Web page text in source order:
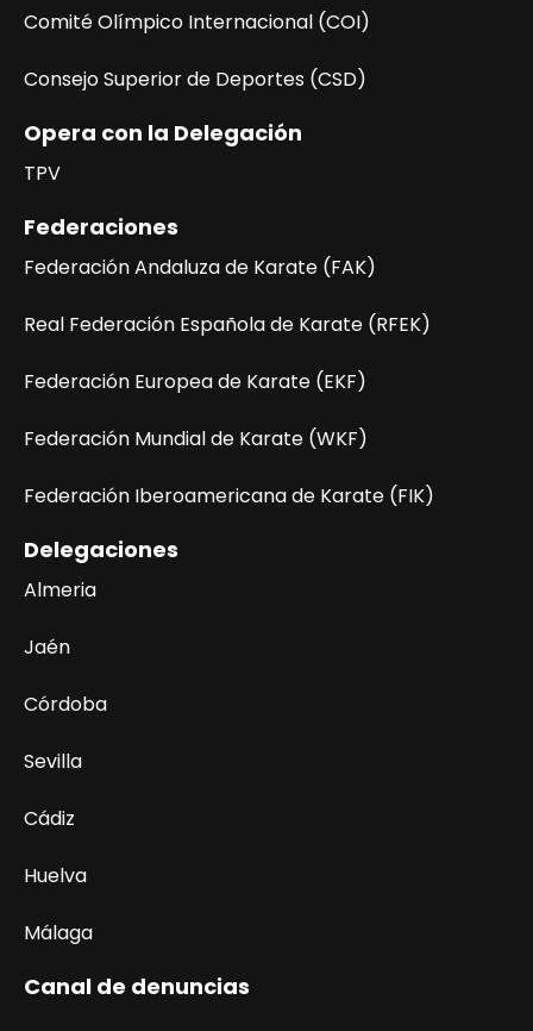
Comité Olímpico Internacional (COI)
Consejo Superior de Deportes (CSD)
Opera con la Delegación
TPV
Federaciones
Federación Andaluza de Karate (FAK)
Real Federación Española de Karate (RFEK)
Federación Europea de Karate (EKF)
Federación Mundial de Karate (WKF)
Federación Iberoamericana de Karate (FIK)
Delegaciones
Almeria
Jaén
Córdoba
Sevilla
Cádiz
Huelva
Málaga
Canal de denuncias